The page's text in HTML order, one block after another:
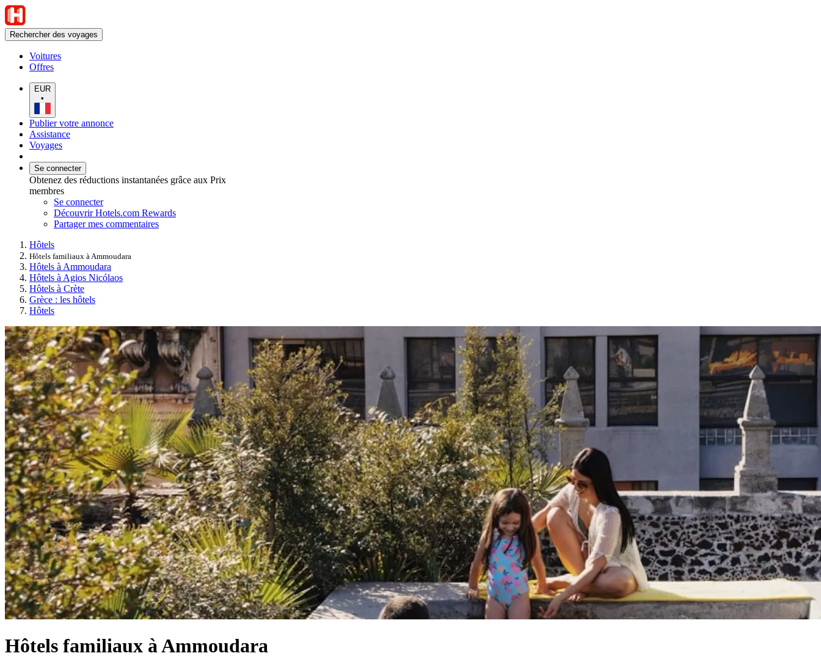
Rechercher des voyages
Voitures
Offres
EUR
•
Publier votre annonce
Assistance
Voyages
Se connecter
Obtenez des réductions instantanées grâce aux Prix
membres
Se connecter
Découvrir Hotels.com Rewards
Partager mes commentaires
Hôtels
Hôtels familiaux à Ammoudara
Hôtels à Ammoudara
Hôtels à Agios Nicólaos
Hôtels à Crète
Grèce : les hôtels
Hôtels
Hôtels familiaux à Ammoudara